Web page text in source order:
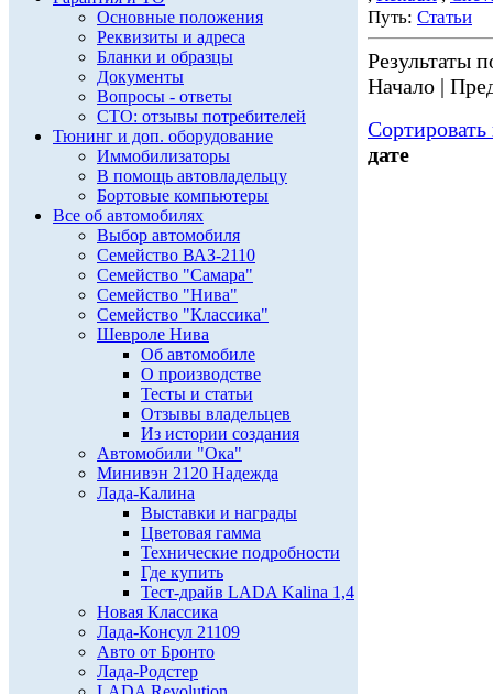
Основные положения
Реквизиты и адреса
Бланки и образцы
Документы
Вопросы - ответы
СТО: отзывы потребителей
Тюнинг и доп. оборудование
Иммобилизаторы
В помощь автовладельцу
Бортовые компьютеры
Все об автомобилях
Выбор автомобиля
Семейство ВАЗ-2110
Семейство "Самара"
Семейство "Нива"
Семейство "Классика"
Шевроле Нива
Об автомобиле
О производстве
Тесты и статьи
Отзывы владельцев
Из истории создания
Автомобили "Ока"
Минивэн 2120 Надежда
Лада-Калина
Выставки и награды
Цветовая гамма
Технические подробности
Где купить
Тест-драйв LADA Kalina 1,4
Новая Классика
Лада-Консул 21109
Авто от Бронто
Лада-Родстер
Путь: Статьи
Результаты
Начало |
дате